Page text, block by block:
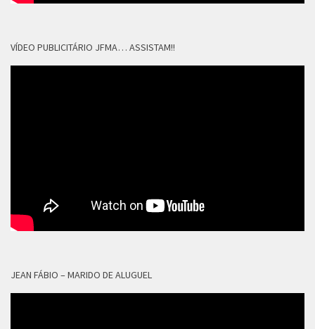
VÍDEO PUBLICITÁRIO JFMA… ASSISTAM!!
JEAN FÁBIO – MARIDO DE ALUGUEL